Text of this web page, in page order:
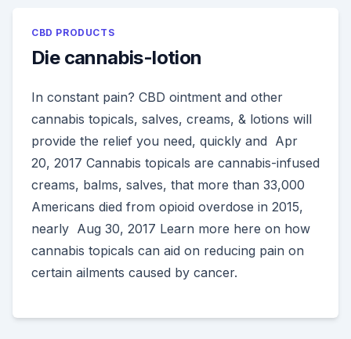
CBD PRODUCTS
Die cannabis-lotion
In constant pain? CBD ointment and other
cannabis topicals, salves, creams, & lotions will
provide the relief you need, quickly and Apr
20, 2017 Cannabis topicals are cannabis-infused
creams, balms, salves, that more than 33,000
Americans died from opioid overdose in 2015,
nearly Aug 30, 2017 Learn more here on how
cannabis topicals can aid on reducing pain on
certain ailments caused by cancer.